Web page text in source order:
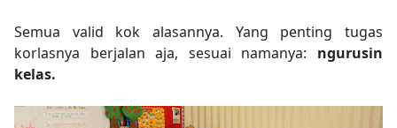
Semua valid kok alasannya. Yang penting tugas
korlasnya berjalan aja, sesuai namanya: ngurusin
kelas.